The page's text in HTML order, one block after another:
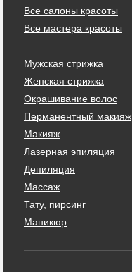
Все салоны красоты
Все мастера красоты
Мужская стрижка
Женская стрижка
Окрашивание волос
Перманентный макияж
Макияж
Лазерная эпиляция
Депиляция
Массаж
Тату, пирсинг
Маникюр